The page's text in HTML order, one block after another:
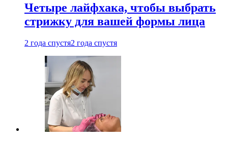
Четыре лайфхака, чтобы выбрать
стрижку для вашей формы лица
2 года спустя2 года спустя